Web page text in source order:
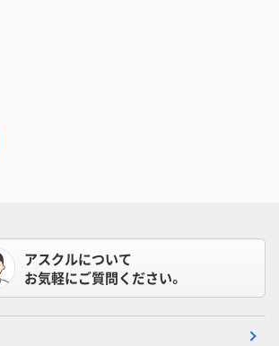
アスクルについて
お気軽にご質問ください。